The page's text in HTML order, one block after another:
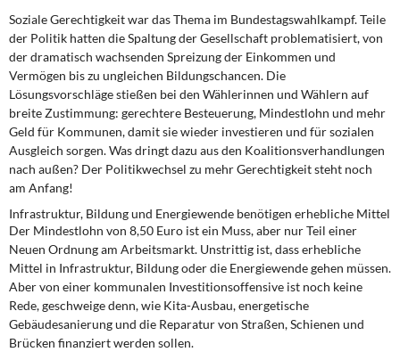
Weitere Themen
Memo-Gruppe
Institut Solidarische Moderne
Rosa-Luxemburg-Stiftung
Über mich
Kontakt
Soziale Gerechtigkeit war das Thema im Bundestagswahlkampf. Teile
der Politik hatten die Spaltung der Gesellschaft problematisiert, von
der dramatisch wachsenden Spreizung der Einkommen und
Vermögen bis zu ungleichen Bildungschancen. Die
Lösungsvorschläge stießen bei den Wählerinnen und Wählern auf
breite Zustimmung: gerechtere Besteuerung, Mindestlohn und mehr
Geld für Kommunen, damit sie wieder investieren und für sozialen
Ausgleich sorgen. Was dringt dazu aus den Koalitionsverhandlungen
nach außen? Der Politikwechsel zu mehr Gerechtigkeit steht noch
am Anfang!
Infrastruktur, Bildung und Energiewende benötigen erhebliche Mittel
Der Mindestlohn von 8,50 Euro ist ein Muss, aber nur Teil einer
Neuen Ordnung am Arbeitsmarkt. Unstrittig ist, dass erhebliche
Mittel in Infrastruktur, Bildung oder die Energiewende gehen müssen.
Aber von einer kommunalen Investitionsoffensive ist noch keine
Rede, geschweige denn, wie Kita-Ausbau, energetische
Gebäudesanierung und die Reparatur von Straßen, Schienen und
Brücken finanziert werden sollen.